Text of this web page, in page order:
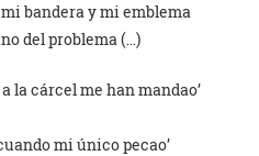
bandera y mi emblema
del problema (…)
la cárcel me han mandao’
mi único pecao’